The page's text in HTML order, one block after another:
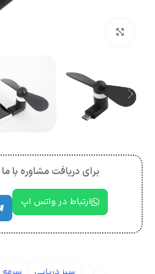
برای دریافت مشاوره با
ارتباط در واتس اپ